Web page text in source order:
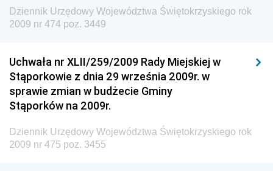
Dziennik Urzędowy Ministra Środowiska i Głównego
Inspektora Ochrony Środowiska
Dziennik Urzędowy Ministerstwa Kultury, Dziedzictwa
Narodowego i Sportu
Dziennik Urzędowy Ministra Finansów, Funduszy i
Dziennik Urzędowy Ministra Rozwoju, Pracy i
Dziennik Urzędowy Województwa Świętokrzyskiego rok
2009 nr 474 poz. 3449
Uchwała nr XLII/259/2009 Rady Miejskiej w
Stąporkowie z dnia 29 września 2009r. w
sprawie zmian w budżecie Gminy
Stąporków na 2009r.
Dziennik Urzędowy Województwa Świętokrzyskiego rok
2009 nr 475 poz. 3455